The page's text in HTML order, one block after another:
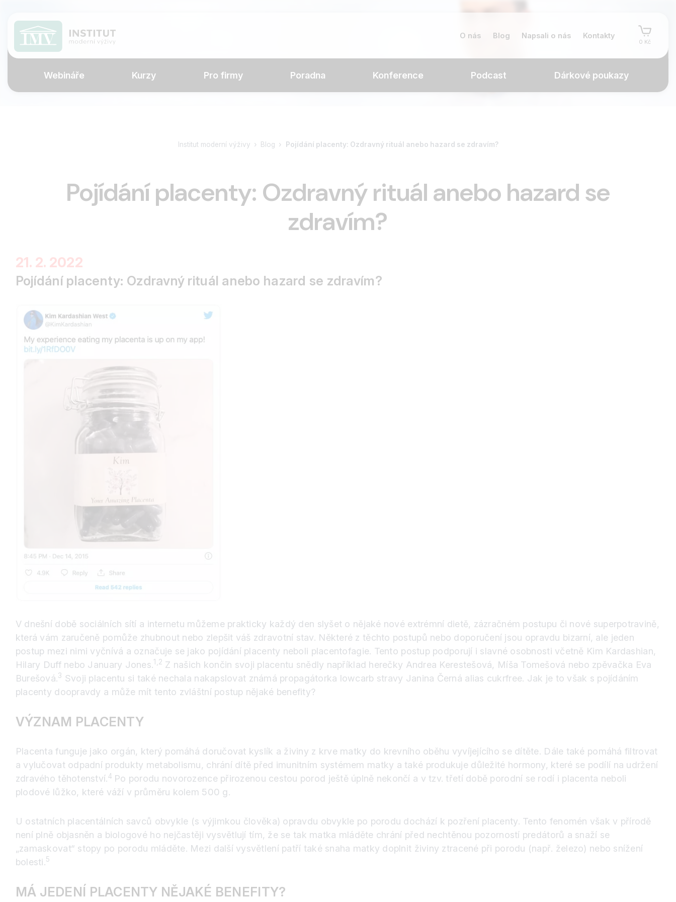
O nás Blog Napsali o nás Kontakty
0 Kč
Webináře Kurzy Pro firmy Poradna Konference Podcast Dárkové poukazy
Institut moderní výživy Blog Pojídání placenty: Ozdravný rituál anebo hazard se zdravím?
Pojídání placenty: Ozdravný rituál anebo hazard se
zdravím?
21. 2. 2022
Pojídání placenty: Ozdravný rituál anebo hazard se zdravím?
V dnešní době sociálních sítí a internetu můžeme prakticky každý den slyšet o nějaké nové extrémní dietě, zázračném postupu či nové superpotravině,
která vám zaručeně pomůže zhubnout nebo zlepšit váš zdravotní stav. Některé z těchto postupů nebo doporučení jsou opravdu bizarní, ale jeden
postup mezi nimi vyčnívá a označuje se jako pojídání placenty neboli placentofagie. Tento postup podporují i slavné osobnosti včetně Kim Kardashian,
Hilary Duff nebo January Jones.1,2 Z našich končin svoji placentu snědly například herečky Andrea Kerestešová, Míša Tomešová nebo zpěvačka Eva
Burešová.3 Svoji placentu si také nechala nakapslovat známá propagátorka lowcarb stravy Janina Černá alias cukrfree. Jak je to však s pojídáním
placenty doopravdy a může mít tento zvláštní postup nějaké benefity?
VÝZNAM PLACENTY
Placenta funguje jako orgán, který pomáhá doručovat kyslík a živiny z krve matky do krevního oběhu vyvíjejícího se dítěte. Dále také pomáhá filtrovat
a vylučovat odpadní produkty metabolismu, chrání dítě před imunitním systémem matky a také produkuje důležité hormony, které se podílí na udržení
zdravého těhotenství.4 Po porodu novorozence přirozenou cestou porod ještě úplně nekončí a v tzv. třetí době porodní se rodí i placenta neboli
plodové lůžko, které váží v průměru kolem 500 g.
U ostatních placentálních savců obvykle (s výjimkou člověka) opravdu obvykle po porodu dochází k pozření placenty. Tento fenomén však v přírodě
není plně objasněn a biologové ho nejčastěji vysvětlují tím, že se tak matka mláděte chrání před nechtěnou pozorností predátorů a snaží se
„zamaskovat“ stopy po porodu mláděte. Mezi další vysvětlení patří také snaha matky doplnit živiny ztracené při porodu (např. železo) nebo snížení
bolesti.5
MÁ JEDENÍ PLACENTY NĚJAKÉ BENEFITY?